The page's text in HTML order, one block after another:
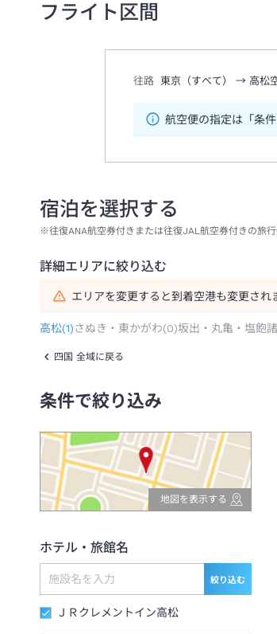
フライト区間
往路 東京（すべて） → 高松
航空便の指定は「条
宿泊を選択する
※往復ANA航空券付きまたは往復JAL航空券付きの旅
詳細エリアに絞り込む
エリアを変更すると到着空港も変更され
高松(1)さぬき・東かがわ(0)坂出・丸亀・塩飽
四国 全域に戻る
条件で絞り込み
地図を表示する
ホテル・旅館名
絞り込む
ＪＲクレメントイン高松